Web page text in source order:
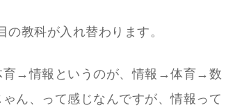
教科が入れ替わります。
→情報というのが、情報→体育→数
ん、って感じなんですが、情報って